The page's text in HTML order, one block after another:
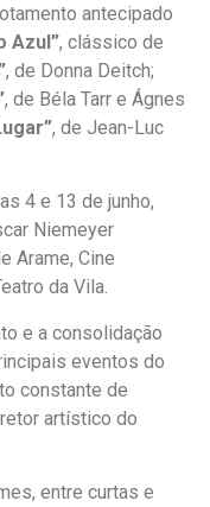
antecipado
Azul”, clássico de
, de Donna Deitch;
, de Béla Tarr e Ágnes
, de Jean-Luc
4 e 13 de junho,
Niemeyer
Arame, Cine
da Vila.
e a consolidação
eventos do
constante de
artístico do
entre curtas e